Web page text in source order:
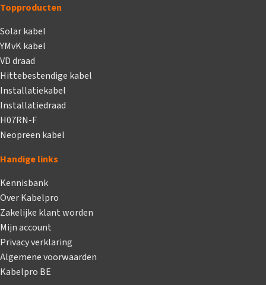
Topproducten
Solar kabel
YMvK kabel
VD draad
Hittebestendige kabel
Installatiekabel
Installatiedraad
H07RN-F
Neopreen kabel
Handige links
Kennisbank
Over Kabelpro
Zakelijke klant worden
Mijn account
Privacy verklaring
Algemene voorwaarden
Kabelpro BE